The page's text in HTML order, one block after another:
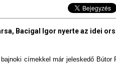
Bacigal Igor nyerte az idei
címekkel már jeleskedő Bútor